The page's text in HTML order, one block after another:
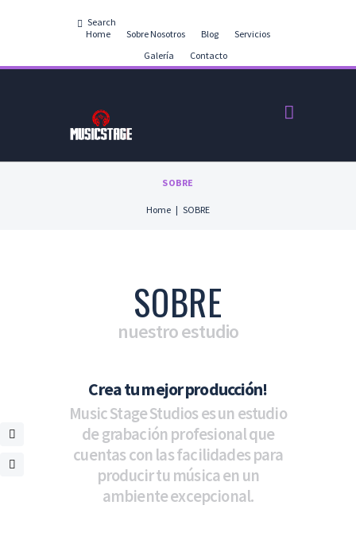
Home Sobre Nosotros Blog
Servicios
Galería
Contacto
SOBRE
Home SOBRE
SOBRE
nuestro estudio
Crea tu mejor producción!
Music Stage Studios es un estudio
de grabación profesional que
cuentas con las facilidades para
producir tu música en un
ambiente excepcional.